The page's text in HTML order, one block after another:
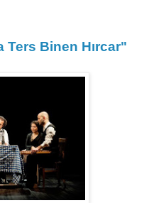
Ters Binen Hırcar"